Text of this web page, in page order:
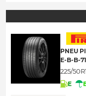
PNEU
E-B-B-71
225/
E